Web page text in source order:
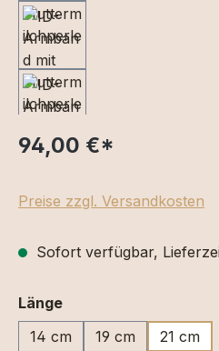
94,00 €*
Preise zzgl. Versandkosten
Sofort verfügbar,
Längeauswählen
14 cm
19 cm 21 cm